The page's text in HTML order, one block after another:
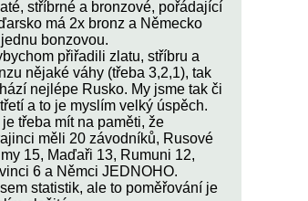
stříbrné a bronzové, pořádající
má 2x bronz a Německo
bonzovou.
přiřadili zlatu, stříbru a
nějaké váhy (třeba 3,2,1), tak
nejlépe Rusko. My jsme tak či
a to je myslím velký úspěch.
třeba mít na paměti, že
měli 20 závodníků, Rusové
15, Maďaři 13, Rumuni 12,
6 a Němci JEDNOHO.
statistik, ale to poměřování je